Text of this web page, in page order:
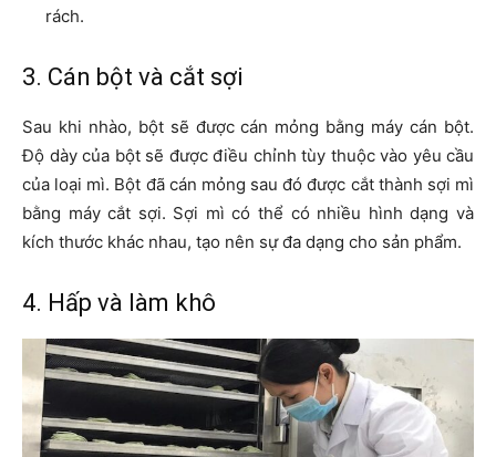
rách.
3. Cán bột và cắt sợi
Sau khi nhào, bột sẽ được cán mỏng bằng máy cán bột.
Độ dày của bột sẽ được điều chỉnh tùy thuộc vào yêu cầu
của loại mì. Bột đã cán mỏng sau đó được cắt thành sợi mì
bằng máy cắt sợi. Sợi mì có thể có nhiều hình dạng và
kích thước khác nhau, tạo nên sự đa dạng cho sản phẩm.
4. Hấp và làm khô